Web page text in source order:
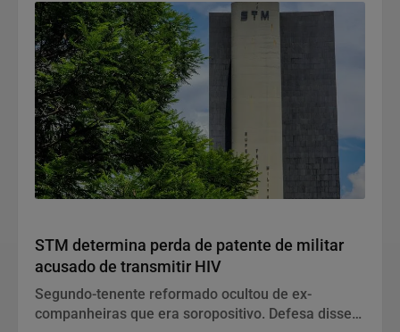
STM determina perda de patente de militar
acusado de transmitir HIV
Segundo-tenente reformado ocultou de ex-
companheiras que era soropositivo. Defesa disse